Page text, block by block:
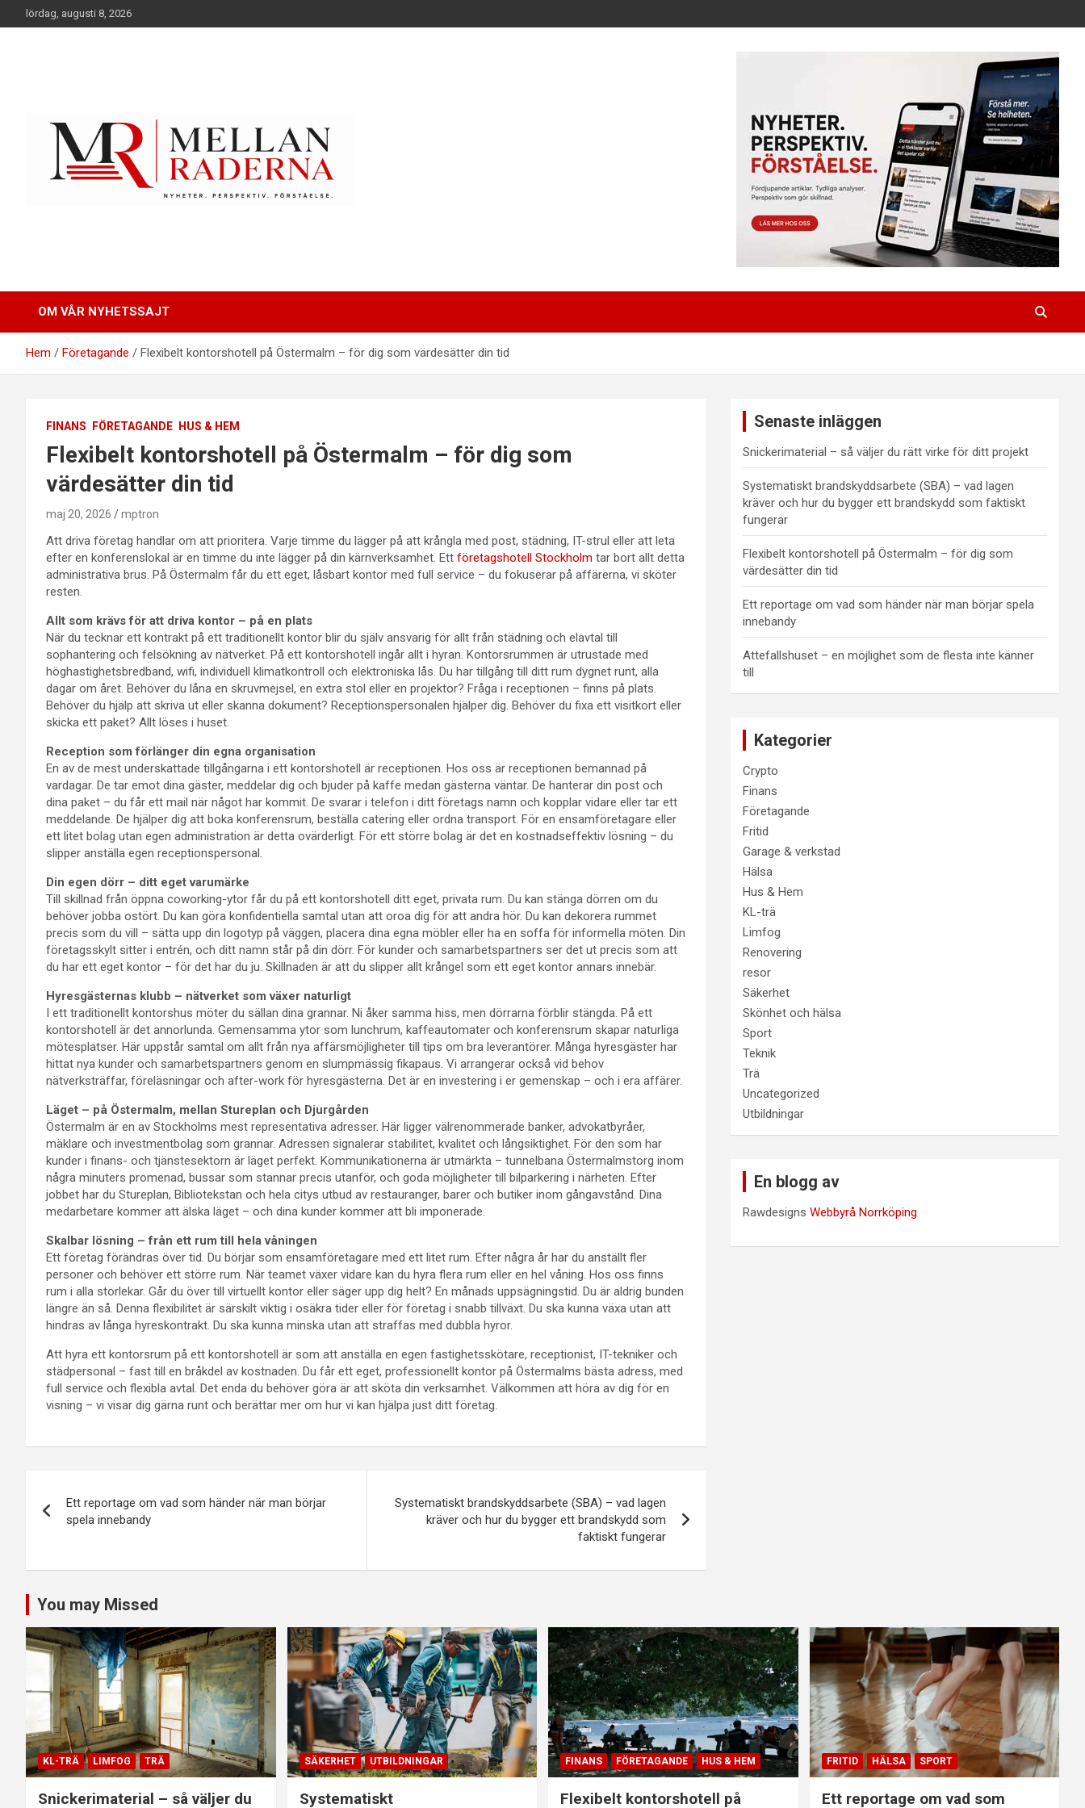
Hoppa
till
lördag, augusti 8, 2026
OM VÅR NYHETSSAJT
Hem Företagande Flexibelt kontorshotell på Östermalm – för dig som värdesätter din tid
FINANS FÖRETAGANDE HUS & HEM
Flexibelt kontorshotell på Östermalm – för dig som
värdesätter din tid
maj 20, 2026 mptron
Att driva företag handlar om att prioritera. Varje timme du lägger på att krångla med post, städning, IT-strul eller att leta
efter en konferenslokal är en timme du inte lägger på din kärnverksamhet. Ett företagshotell Stockholm tar bort allt detta
administrativa brus. På Östermalm får du ett eget, låsbart kontor med full service – du fokuserar på affärerna, vi sköter
resten.
Allt som krävs för att driva kontor – på en plats
När du tecknar ett kontrakt på ett traditionellt kontor blir du själv ansvarig för allt från städning och elavtal till
sophantering och felsökning av nätverket. På ett kontorshotell ingår allt i hyran. Kontorsrummen är utrustade med
höghastighetsbredband, wifi, individuell klimatkontroll och elektroniska lås. Du har tillgång till ditt rum dygnet runt, alla
dagar om året. Behöver du låna en skruvmejsel, en extra stol eller en projektor? Fråga i receptionen – finns på plats.
Behöver du hjälp att skriva ut eller skanna dokument? Receptionspersonalen hjälper dig. Behöver du fixa ett visitkort eller
skicka ett paket? Allt löses i huset.
Reception som förlänger din egna organisation
En av de mest underskattade tillgångarna i ett kontorshotell är receptionen. Hos oss är receptionen bemannad på
vardagar. De tar emot dina gäster, meddelar dig och bjuder på kaffe medan gästerna väntar. De hanterar din post och
dina paket – du får ett mail när något har kommit. De svarar i telefon i ditt företags namn och kopplar vidare eller tar ett
meddelande. De hjälper dig att boka konferensrum, beställa catering eller ordna transport. För en ensamföretagare eller
ett litet bolag utan egen administration är detta ovärderligt. För ett större bolag är det en kostnadseffektiv lösning – du
slipper anställa egen receptionspersonal.
Din egen dörr – ditt eget varumärke
Till skillnad från öppna coworking-ytor får du på ett kontorshotell ditt eget, privata rum. Du kan stänga dörren om du
behöver jobba ostört. Du kan göra konfidentiella samtal utan att oroa dig för att andra hör. Du kan dekorera rummet
precis som du vill – sätta upp din logotyp på väggen, placera dina egna möbler eller ha en soffa för informella möten. Din
företagsskylt sitter i entrén, och ditt namn står på din dörr. För kunder och samarbetspartners ser det ut precis som att
du har ett eget kontor – för det har du ju. Skillnaden är att du slipper allt krångel som ett eget kontor annars innebär.
Hyresgästernas klubb – nätverket som växer naturligt
I ett traditionellt kontorshus möter du sällan dina grannar. Ni åker samma hiss, men dörrarna förblir stängda. På ett
kontorshotell är det annorlunda. Gemensamma ytor som lunchrum, kaffeautomater och konferensrum skapar naturliga
mötesplatser. Här uppstår samtal om allt från nya affärsmöjligheter till tips om bra leverantörer. Många hyresgäster har
hittat nya kunder och samarbetspartners genom en slumpmässig fikapaus. Vi arrangerar också vid behov
nätverksträffar, föreläsningar och after-work för hyresgästerna. Det är en investering i er gemenskap – och i era affärer.
Läget – på Östermalm, mellan Stureplan och Djurgården
Östermalm är en av Stockholms mest representativa adresser. Här ligger välrenommerade banker, advokatbyråer,
mäklare och investmentbolag som grannar. Adressen signalerar stabilitet, kvalitet och långsiktighet. För den som har
kunder i finans- och tjänstesektorn är läget perfekt. Kommunikationerna är utmärkta – tunnelbana Östermalmstorg inom
några minuters promenad, bussar som stannar precis utanför, och goda möjligheter till bilparkering i närheten. Efter
jobbet har du Stureplan, Bibliotekstan och hela citys utbud av restauranger, barer och butiker inom gångavstånd. Dina
medarbetare kommer att älska läget – och dina kunder kommer att bli imponerade.
Skalbar lösning – från ett rum till hela våningen
Ett företag förändras över tid. Du börjar som ensamföretagare med ett litet rum. Efter några år har du anställt fler
personer och behöver ett större rum. När teamet växer vidare kan du hyra flera rum eller en hel våning. Hos oss finns
rum i alla storlekar. Går du över till virtuellt kontor eller säger upp dig helt? En månads uppsägningstid. Du är aldrig bunden
längre än så. Denna flexibilitet är särskilt viktig i osäkra tider eller för företag i snabb tillväxt. Du ska kunna växa utan att
hindras av långa hyreskontrakt. Du ska kunna minska utan att straffas med dubbla hyror.
Att hyra ett kontorsrum på ett kontorshotell är som att anställa en egen fastighetsskötare, receptionist, IT-tekniker och
städpersonal – fast till en bråkdel av kostnaden. Du får ett eget, professionellt kontor på Östermalms bästa adress, med
full service och flexibla avtal. Det enda du behöver göra är att sköta din verksamhet. Välkommen att höra av dig för en
visning – vi visar dig gärna runt och berättar mer om hur vi kan hjälpa just ditt företag.
Ett reportage om vad som händer när man börjar
spela innebandy
Systematiskt brandskyddsarbete (SBA) – vad lagen
kräver och hur du bygger ett brandskydd som
faktiskt fungerar
Senaste inläggen
Snickerimaterial – så väljer du rätt virke för ditt projekt
Systematiskt brandskyddsarbete (SBA) – vad lagen
kräver och hur du bygger ett brandskydd som faktiskt
fungerar
Flexibelt kontorshotell på Östermalm – för dig som
värdesätter din tid
Ett reportage om vad som händer när man börjar spela
innebandy
Attefallshuset – en möjlighet som de flesta inte känner
till
Kategorier
Crypto
Finans
Företagande
Fritid
Garage & verkstad
Hälsa
Hus & Hem
KL-trä
Limfog
Renovering
resor
Säkerhet
Skönhet och hälsa
Sport
Teknik
Trä
Uncategorized
Utbildningar
En blogg av
RawdesignsWebbyrå Norrköping
You may Missed
KL-TRÄ LIMFOG TRÄ
Snickerimaterial – så väljer du
SÄKERHET UTBILDNINGAR
Systematiskt
FINANS FÖRETAGANDE HUS & HEM
Flexibelt kontorshotell på
FRITID HÄLSA SPORT
Ett reportage om vad som